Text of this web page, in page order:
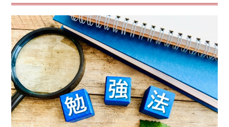
１
回
テ
ス
ト
終
了！”
の